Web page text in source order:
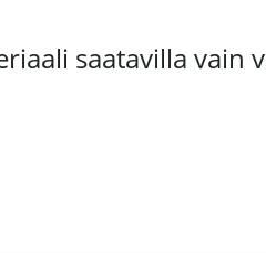
saatavilla vain